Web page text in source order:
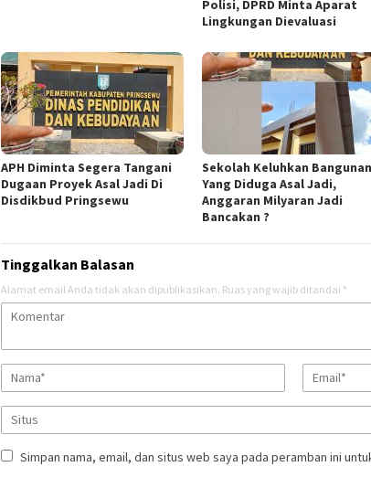
Polisi, DPRD Minta Aparat
Lingkungan Dievaluasi
APH Diminta Segera Tangani
Dugaan Proyek Asal Jadi Di
Disdikbud Pringsewu
Sekolah Keluhkan Bangunan
Yang Diduga Asal Jadi,
Anggaran Milyaran Jadi
Bancakan ?
Tinggalkan Balasan
Alamat email Anda tidak akan dipublikasikan. Ruas yang wajib ditandai *
Simpan nama, email, dan situs web saya pada peramban ini